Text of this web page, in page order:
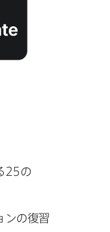
25の​
ンの​復習